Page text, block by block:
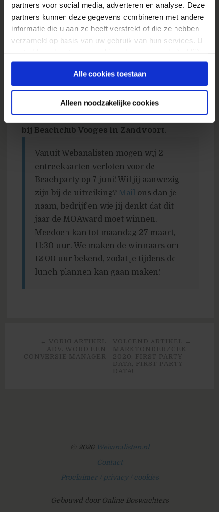
partners voor social media, adverteren en analyse. Deze
partners kunnen deze gegevens combineren met andere
informatie die u aan ze heeft verstrekt of die ze hebben
verzameld op basis van uw gebruik van hun services. U
gebruiken.
Alle cookies toestaan
Alleen noodzakelijke cookies
heeft een zekere drive en
doorzettingsvermogen
toont leiderschap, m.a.w. is richtinggevend,
inspireert
De uiteindelijke winnaars worden
bekendgemaakt tijdens de MOA Beachparty
opwoensdag 7 juni 2017 vanaf 18.00 uur
bij Beachclub Vooges in Zandvoort.
Vanuit Webanalisten mogen wij 2
entreekaarten verloten voor de
Beachparty op 7 juni! Wil jij aanwezig
zijn bij de uitreiking? Mail ons dan je
naam, bedrijf en wie jij denkt dat dit
jaar de MOAward moet winnen.
Meedoen kan tot maandag 27 maart,
11:30 uur. We maken de winnaars om
12:00 uur bekend, zodat je tijdens de
lunch plannen kan gaan maken!
VOLGEND ARTIKEL →
MARKTONDERZOEK
2020: FIRST PARTY
DATA, FIRST PARTY
DATA!
← VORIG ARTIKEL
ADV. WORD EEN
CONVERSIE MANAGER
© 2026 Webanalisten.nl
Contact
Proclaimer / privacy / cookies
Gebouwd door Online Boswachters